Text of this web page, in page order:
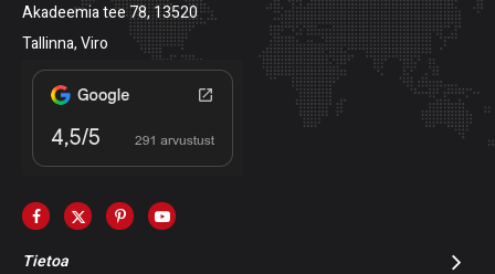
Akadeemia tee 78, 13520
Tallinna, Viro
Tietoa